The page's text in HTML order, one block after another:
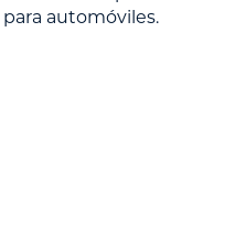
automóviles.